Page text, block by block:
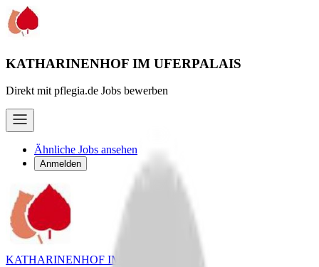
KATHARINENHOF IM UFERPALAIS
Direkt mit pflegia.de Jobs bewerben
Ähnliche Jobs ansehen
Anmelden
KATHARINENHOF IM UFERPALAIS